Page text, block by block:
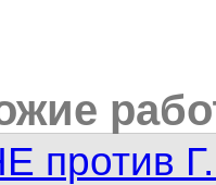
против